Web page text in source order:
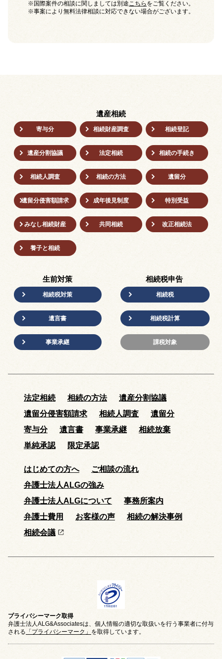
※国際案件の相談に関しましては別途こちら をご覧ください。
※事案により無料法律相談に対応できない場合がございます。
遺産相続
寄与分 相続財産調査 相続登記
遺産分割協議 法定相続 相続の⼿続き
相続人調査 相続の方法 遺留分
遺留分侵害額請求 成年後⾒制度 特別受益
みなし相続財産 共同相続 改正相続法
養子と相続
生前対策
相続税対策
遺言書
事業承継
相続税申告
相続税
相続税計算
課税対象
法定相続 相続の方法
遺産分割協議
遺留分侵害額請求
相続人調査
遺留分
寄与分
遺言書 事業承継
相続放棄
単純承認
限定承認
はじめての方へ
ご相談の流れ
弁護士法人ALGの強み
弁護士法人ALGについて
事務所案内
弁護士費用
お客様の声
相続の解決事例
相続会議
プライバシーマーク取得
弁護士法人ALG&Associatesは、個人情報の適切な取扱いを行う事業者に付与
される 「プライバシーマーク」 を取得しています。